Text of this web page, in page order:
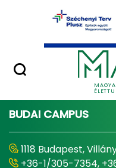
Ugrás a fő tartalomhoz
Minőségügy
Home -
BUDAI CAMPUS
1118 Budapest,
+36-1/305-7354,